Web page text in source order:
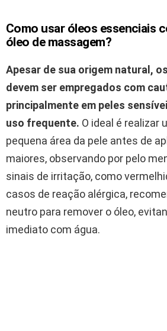
Como usar óleos essenciais
óleo de massagem?
Apesar de sua origem natural,
devem ser empregados com
principalmente em peles
uso frequente. O ideal é realizar
pequena área da pele antes de
maiores, observando por pelo
sinais de irritação, como
casos de reação alérgica,
neutro para remover o óleo,
imediato com água.